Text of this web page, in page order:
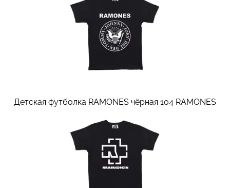
Детская футболка RAMONES чёрная 104 RAMONES